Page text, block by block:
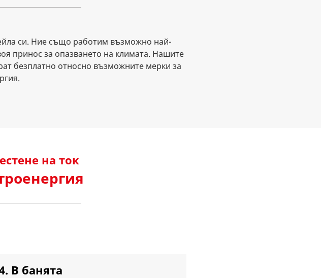
си. Ние също работим възможно най-
принос за опазването на климата. Нашите
безплатно относно възможните мерки за
на ток
В банята